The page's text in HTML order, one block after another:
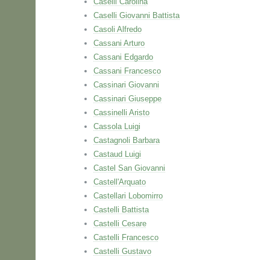
Caselli Giovanni Battista
Casoli Alfredo
Cassani Arturo
Cassani Edgardo
Cassani Francesco
Cassinari Giovanni
Cassinari Giuseppe
Cassinelli Aristo
Cassola Luigi
Castagnoli Barbara
Castaud Luigi
Castel San Giovanni
Castell'Arquato
Castellari Lobomirro
Castelli Battista
Castelli Cesare
Castelli Francesco
Castelli Gustavo